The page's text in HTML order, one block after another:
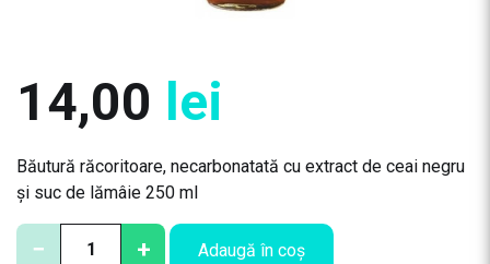
14,00 lei
Băutură răcoritoare, necarbonatată cu extract de ceai negru
și suc de lămâie 250 ml
C
− + Adaugă în coș